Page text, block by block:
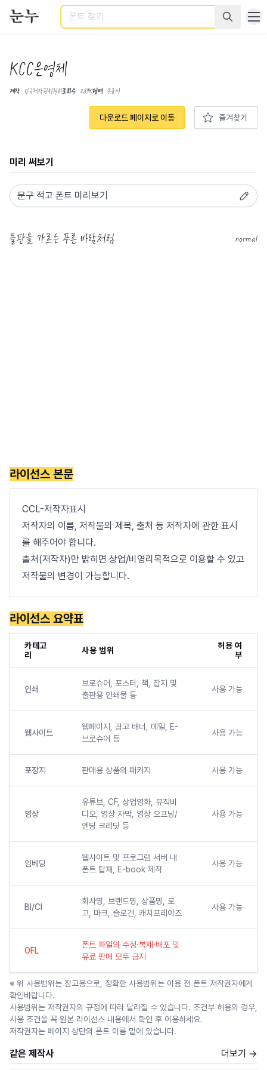
검색
KCC은영체
제작 한국저작권위원회조회수 289K형태 손글씨
다운로드 페이지로 이동 즐겨찾기
미리 써보기
normal
라이선스 본문
CCL-저작자표시
저작자의 이름, 저작물의 제목, 출처 등 저작자에 관한 표시
를 해주어야 합니다.
출처(저작자)만 밝히면 상업/비영리목적으로 이용할 수 있고
저작물의 변경이 가능합니다.
라이선스 요약표
카테고
리
사용 범위
허용 여
부
인쇄
브로슈어, 포스터, 책, 잡지 및
출판용 인쇄물 등
사용 가능
웹사이트
웹페이지, 광고 배너, 메일, E-
브로슈어 등
사용 가능
포장지 판매용 상품의 패키지 사용 가능
영상
유튜브, CF, 상업영화, 뮤직비
디오, 영상 자막, 영상 오프닝/
엔딩 크레딧 등
사용 가능
임베딩
웹사이트 및 프로그램 서버 내
폰트 탑재, E-book 제작
사용 가능
BI/CI
회사명, 브랜드명, 상품명, 로
고, 마크, 슬로건, 캐치프레이즈
사용 가능
OFL
폰트 파일의 수정·복제·배포 및
유료 판매 모두 금지
※ 위 사용범위는 참고용으로, 정확한 사용범위는 이용 전 폰트 저작권자에게
확인바랍니다.
사용범위는 저작권자의 규정에 따라 달라질 수 있습니다. 조건부 허용의 경우,
사용 조건을 꼭 원본 라이선스 내용에서 확인 후 이용하세요.
저작권자는 페이지 상단의 폰트 이름 밑에 있습니다.
같은 제작사 더보기 →